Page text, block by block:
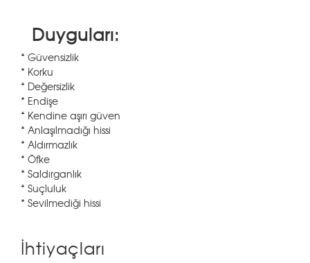
Duyguları:
* Güvensizlik
* Korku
* Değersizlik
* Endişe
* Kendine aşırı güven
* Anlaşılmadığı hissi
* Aldırmazlık
* Öfke
* Saldırganlık
* Suçluluk
* Sevilmediği hissi
İhtiyaçları